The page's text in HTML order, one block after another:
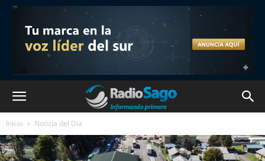
Inicio Noticia del Día